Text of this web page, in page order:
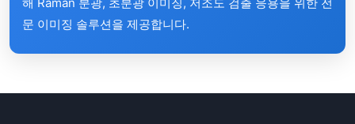
문 이미징 솔루션을 제공합니다.